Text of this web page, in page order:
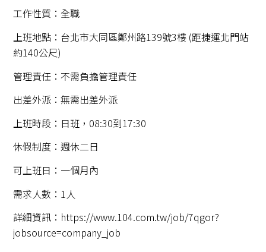
工作性質：全職
上班地點：台北市大同區鄭州路139號3樓 (距捷運北門站
約140公尺)
管理責任：不需負擔管理責任
出差外派：無需出差外派
上班時段：日班，08:30到17:30
休假制度：週休二日
可上班日：一個月內
需求人數：1人
詳細資訊： https://www.104.com.tw/job/7qgor?
jobsource=company_job